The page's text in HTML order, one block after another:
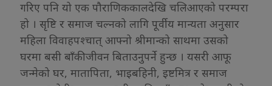
गरिए पनि यो एक पौराणिककालदेखि चलिआएको परम्परा
हो । सृष्टि र समाज चल्नको लागि पूर्वीय मान्यता अनुसार
महिला विवाहपश्चात् आफ्नो श्रीमान्को साथमा उसको
घरमा बसी बाँकी जीवन बिताउनुपर्ने हुन्छ । यसरी आफू
जन्मेको घर, मातापिता, भाइबहिनी, इष्टमित्र र समाज